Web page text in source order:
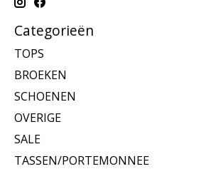
Categorieën
TOPS
BROEKEN
SCHOENEN
OVERIGE
SALE
TASSEN/PORTEMONNEE